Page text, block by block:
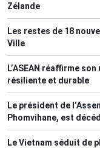
Zélande
Les restes de 18
Ville
L’ASEAN réaffirme
résiliente et durable
Le président de
Phomvihane, est
Le Vietnam séduit de